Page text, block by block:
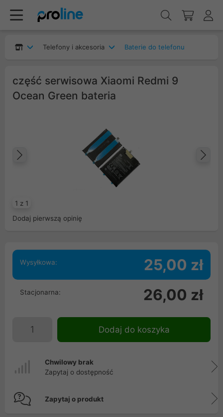
Telefony i akcesoria Baterie do telefonu
część serwisowa Xiaomi Redmi 9
Ocean Green bateria
1 z 1
Poprzedni
Dodaj pierwszą opinię
Wysyłkowa: 25,00 zł
Stacjonarna: 26,00 zł
Dodaj do koszyka
Chwilowy brak
Zapytaj o dostępność
Zapytaj o produkt